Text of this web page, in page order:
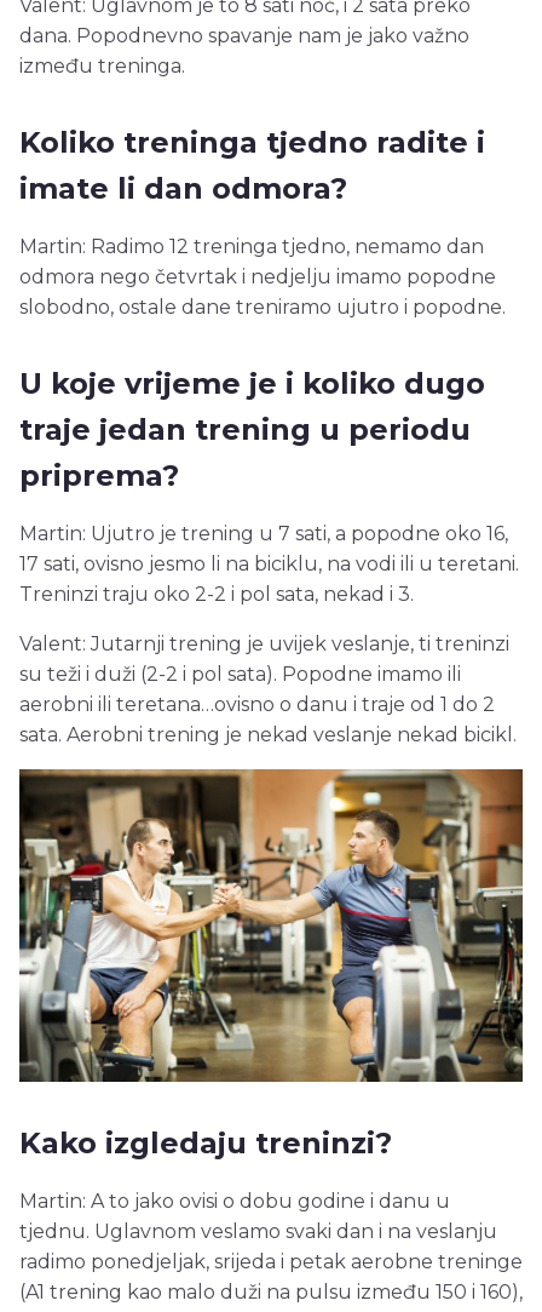
Valent: Uglavnom je to 8 sati noć, i 2 sata preko
dana. Popodnevno spavanje nam je jako važno
između treninga.
Koliko treninga tjedno radite i
imate li dan odmora?
Martin: Radimo 12 treninga tjedno, nemamo dan
odmora nego četvrtak i nedjelju imamo popodne
slobodno, ostale dane treniramo ujutro i popodne.
U koje vrijeme je i koliko dugo
traje jedan trening u periodu
priprema?
Martin: Ujutro je trening u 7 sati, a popodne oko 16,
17 sati, ovisno jesmo li na biciklu, na vodi ili u teretani.
Treninzi traju oko 2-2 i pol sata, nekad i 3.
Valent: Jutarnji trening je uvijek veslanje, ti treninzi
su teži i duži (2-2 i pol sata). Popodne imamo ili
aerobni ili teretana…ovisno o danu i traje od 1 do 2
sata. Aerobni trening je nekad veslanje nekad bicikl.
Kako izgledaju treninzi?
Martin: A to jako ovisi o dobu godine i danu u
tjednu. Uglavnom veslamo svaki dan i na veslanju
radimo ponedjeljak, srijeda i petak aerobne treninge
(A1 trening kao malo duži na pulsu između 150 i 160),